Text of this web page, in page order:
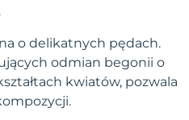
o delikatnych pędach.
odmian begonii o
kwiatów, pozwala